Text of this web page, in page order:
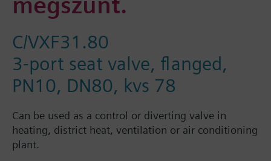
C/VXF31.80
3-port seat valve, flanged,
PN10, DN80, kvs 78
Can be used as a control or diverting valve in
heating, district heat, ventilation or air conditioning
plant.